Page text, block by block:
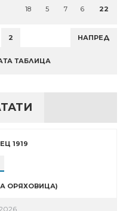
18 5 7 6 22
2 НАПРЕД
ТАБЛИЦА
1919
ОРЯХОВИЦА)